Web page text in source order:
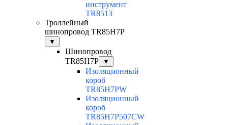
инструмент
TR8513
Троллейный
шинопровод TR85H7P
▼
Шинопровод
TR85H7P
▼
Изоляционный
короб
TR85H7PW
Изоляционный
короб
TR85H7P507CW